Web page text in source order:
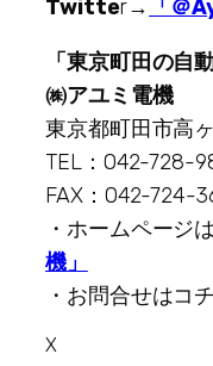
Twitter→ 「＠
「東京町田の自
㈱アユミ電機
東京都町田市高ヶ
TEL：042-728-
FAX：042-724-
・ホームページ
機」
・お問合せはコ
X